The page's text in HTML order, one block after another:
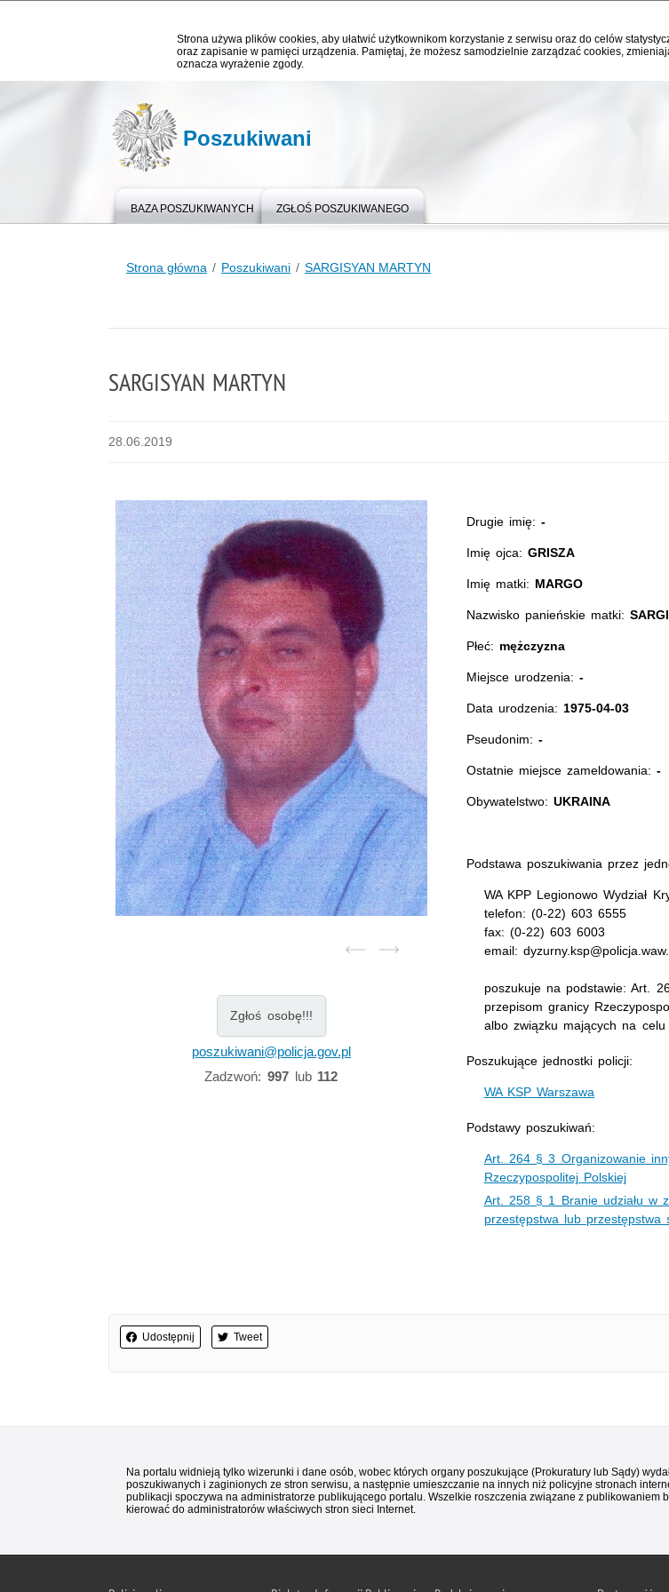
Strona używa plików cookies, aby ułatwić użytkownikom korzystanie z serwisu oraz do celów
oraz zapisanie w pamięci urządzenia. Pamiętaj, że możesz samodzielnie zarządzać cookies,
oznacza wyrażenie zgody.
Poszukiwani
BAZA POSZUKIWANYCH ZGŁOŚ POSZUKIWANEGO
Strona główna Poszukiwani SARGISYAN MARTYN
SARGISYAN MARTYN
28.06.2019
Zgłoś osobę!!!
poszukiwani@policja.gov.pl
Zadzwoń: 997lub 112
Drugie imię:-
Imię ojca:GRISZA
Imię matki: MARGO
Nazwisko panieńskie matki:
Płeć: mężczyzna
Miejsce urodzenia:-
Data urodzenia: 1975-04-03
Pseudonim: -
Ostatnie miejsce zameldowania:-
Obywatelstwo: UKRAINA
Podstawa poszukiwania przez
WA KPP Legionowo Wydział
telefon: (0-22) 603 6555
fax: (0-22) 603 6003
email:
poszukuje na podstawie: Art.
przepisom granicy
albo związku mających na
Poszukujące jednostki policji:
WA KSP Warszawa
Podstawy poszukiwań:
Art. 264 § 3 Organizowanie
Rzeczypospolitej Polskiej
Art. 258 § 1 Branie udziału w
przestępstwa lub przestępstwa
Udostępnij Tweet
Na portalu widnieją tylko wizerunki i dane osób, wobec których organy poszukujące (Prokuratury lub Sądy)
poszukiwanych i zaginionych ze stron serwisu, a następnie umieszczanie na innych niż policyjne stronach
publikacji spoczywa na administratorze publikującego portalu. Wszelkie roszczenia związane z
kierować do administratorów właściwych stron sieci Internet.